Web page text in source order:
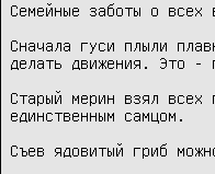
Семейные заботы о всех
Сначала гуси плыли
делать движения. Это -
Старый мерин взял всех
единственным самцом.
Съев ядовитый гриб